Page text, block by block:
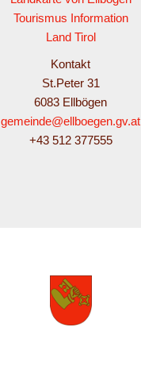
Tourismus Information
Land Tirol
Kontakt
St.Peter 31
6083 Ellbögen
gemeinde@ellboegen.gv.at
+43 512 377555